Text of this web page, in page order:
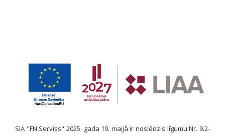
SIA "FN Serviss" 2025. gada 19. maijā ir noslēdzis līgumu Nr. 9.2-